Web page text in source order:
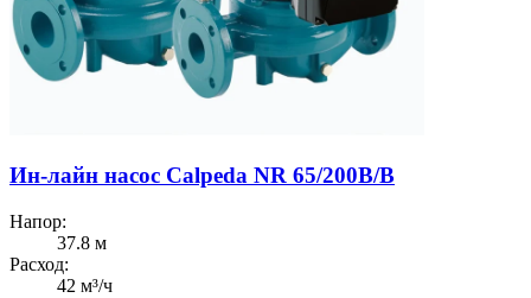
Ин-лайн насос Calpeda NR 65/200B/B
Напор:
37.8 м
Расход:
42 м³/ч